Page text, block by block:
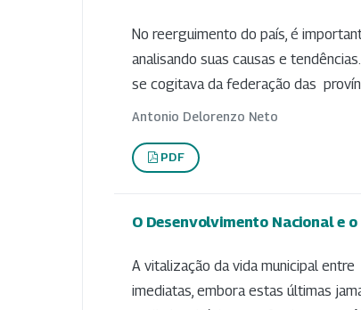
No reerguimento do país, é
analisando suas causas e
se cogitava da federação das
Antonio Delorenzo Neto
PDF
O Desenvolvimento Nacional e
A vitalização da vida municipal
imediatas, embora estas últimas